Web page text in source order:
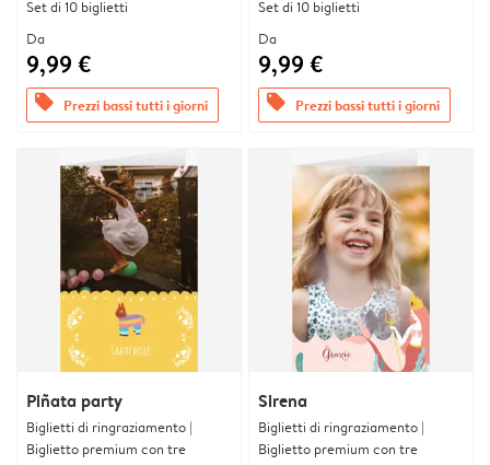
Set di 10 biglietti
Da
9,99 €
offers Prezzi bassi tutti i giorni
Set di 10 biglietti
Da
9,99 €
offers Prezzi bassi tutti i giorni
Piñata party
Biglietti di ringraziamento |
Biglietto premium con tre
Sirena
Biglietti di ringraziamento |
Biglietto premium con tre